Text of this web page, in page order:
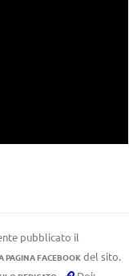
pubblicato il
PAGINA FACEBOOKdel sito.